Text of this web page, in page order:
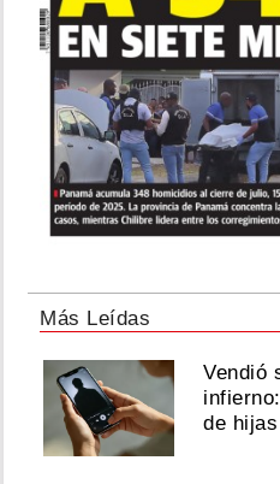
Más Leídas
Vendió
de